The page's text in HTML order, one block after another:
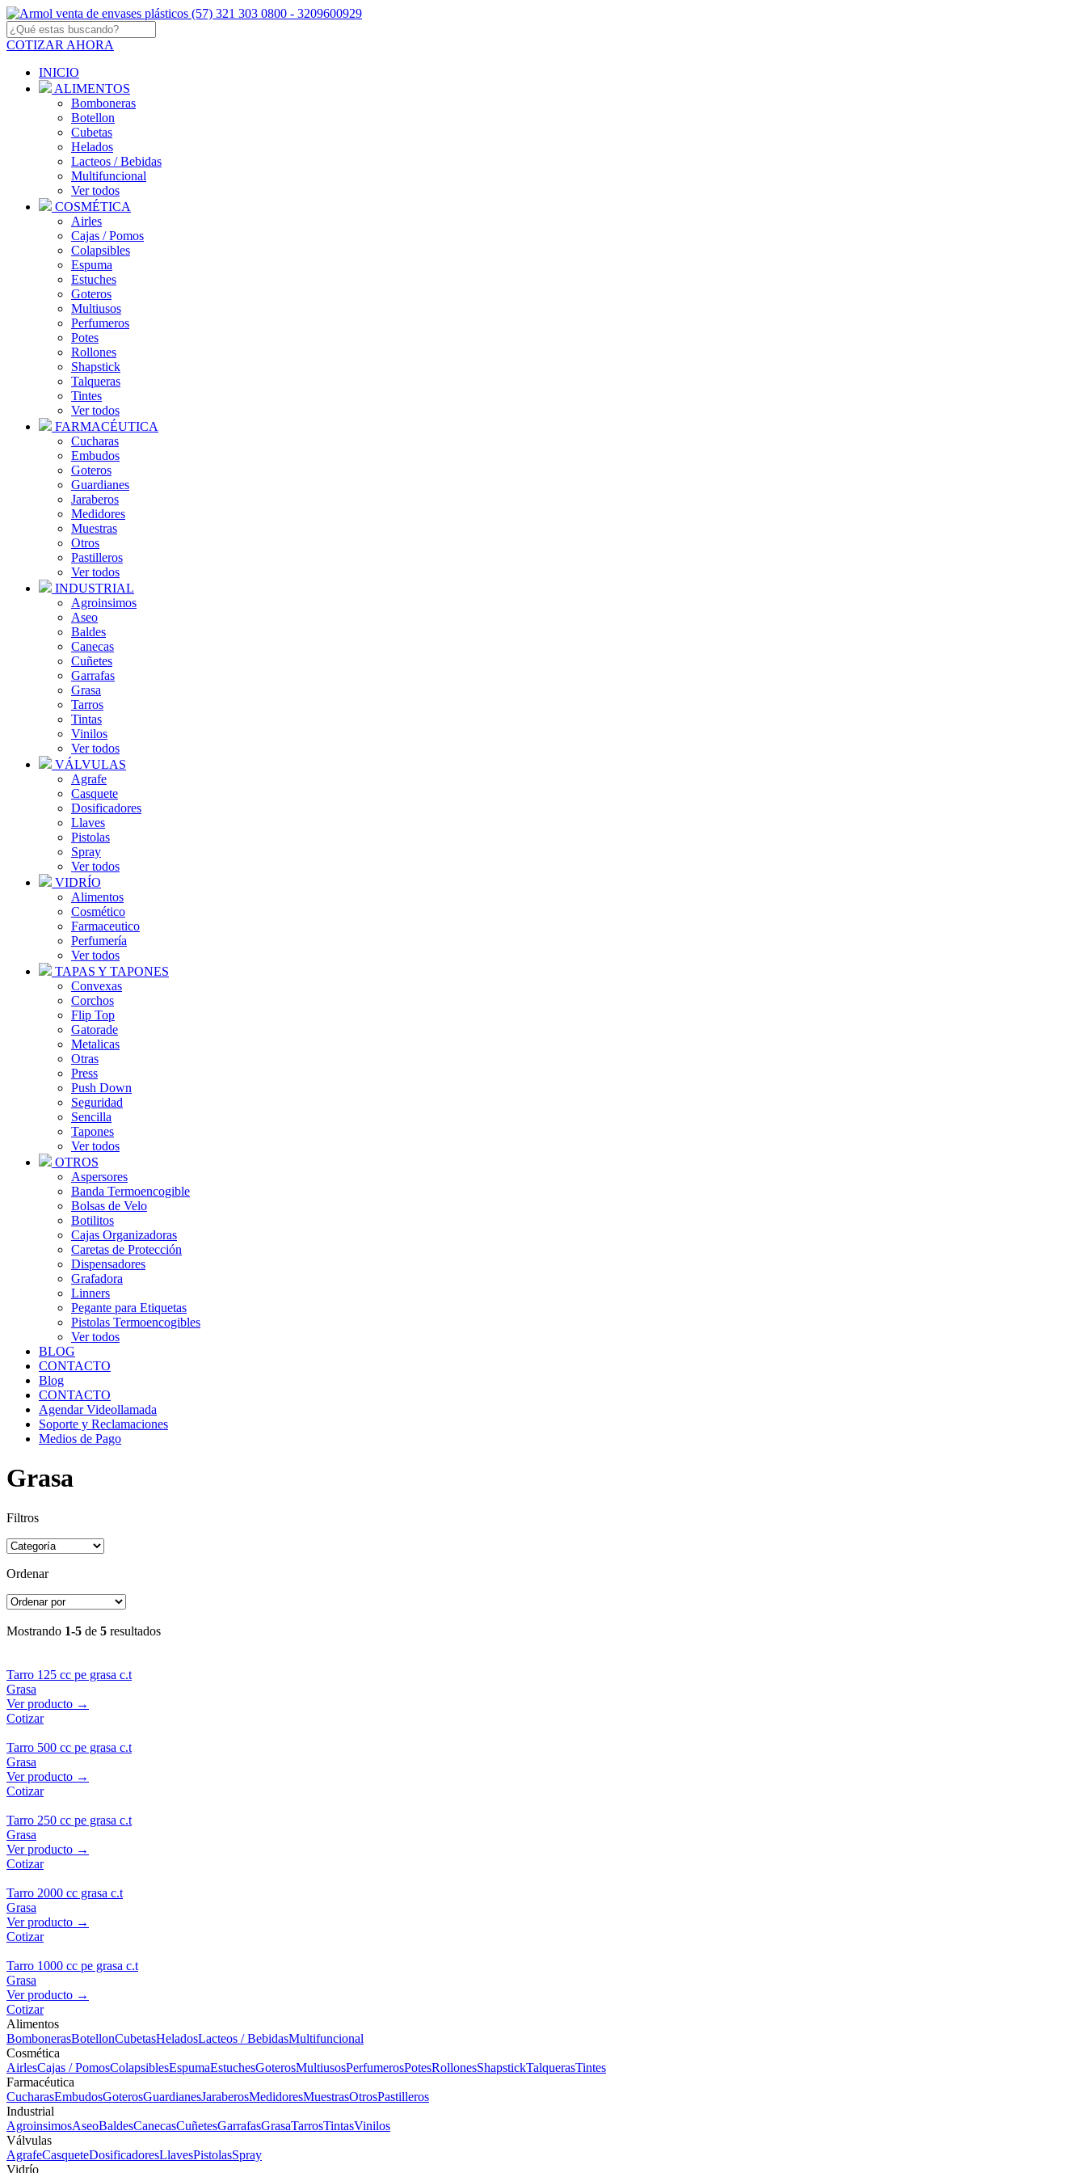
COTIZAR AHORA
INICIO
ALIMENTOS
Bomboneras
Botellon
Cubetas
Helados
Lacteos / Bebidas
Multifuncional
Ver todos
COSMÉTICA
Airles
Cajas / Pomos
Colapsibles
Espuma
Estuches
Goteros
Multiusos
Perfumeros
Potes
Rollones
Shapstick
Talqueras
Tintes
Ver todos
FARMACÉUTICA
Cucharas
Embudos
Goteros
Guardianes
Jaraberos
Medidores
Muestras
Otros
Pastilleros
Ver todos
INDUSTRIAL
Agroinsimos
Aseo
Baldes
Canecas
Cuñetes
Garrafas
Grasa
Tarros
Tintas
Vinilos
Ver todos
VÁLVULAS
Agrafe
Casquete
Dosificadores
Llaves
Pistolas
Spray
Ver todos
VIDRÍO
Alimentos
Cosmético
Farmaceutico
Perfumería
Ver todos
TAPAS Y TAPONES
Convexas
Corchos
Flip Top
Gatorade
Metalicas
Otras
Press
Push Down
Seguridad
Sencilla
Tapones
Ver todos
OTROS
Aspersores
Banda Termoencogible
Bolsas de Velo
Botilitos
Cajas Organizadoras
Caretas de Protección
Dispensadores
Grafadora
Linners
Pegante para Etiquetas
Pistolas Termoencogibles
Ver todos
BLOG
CONTACTO
Blog
CONTACTO
Agendar Videollamada
Soporte y Reclamaciones
Medios de Pago
Grasa
Filtros
Ordenar
Mostrando 1-5 de 5 resultados
Tarro 125 cc pe grasa c.t
Grasa
Ver producto →
Cotizar
Tarro 500 cc pe grasa c.t
Grasa
Ver producto →
Cotizar
Tarro 250 cc pe grasa c.t
Grasa
Ver producto →
Cotizar
Tarro 2000 cc grasa c.t
Grasa
Ver producto →
Cotizar
Tarro 1000 cc pe grasa c.t
Grasa
Ver producto →
Cotizar
Alimentos
BombonerasBotellonCubetasHeladosLacteos / BebidasMultifuncional
Cosmética
AirlesCajas / PomosColapsiblesEspumaEstuchesGoterosMultiusosPerfumerosPotesRollonesShapstickTalquerasTintes
Farmacéutica
CucharasEmbudosGoterosGuardianesJaraberosMedidoresMuestrasOtrosPastilleros
Industrial
AgroinsimosAseoBaldesCanecasCuñetesGarrafasGrasaTarrosTintasVinilos
Válvulas
AgrafeCasqueteDosificadoresLlavesPistolasSpray
Vidrío